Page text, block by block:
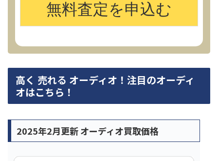
高く 売れる オーディオ！注目のオーディ
オはこちら！
2025年2月更新 オーディオ買取価格